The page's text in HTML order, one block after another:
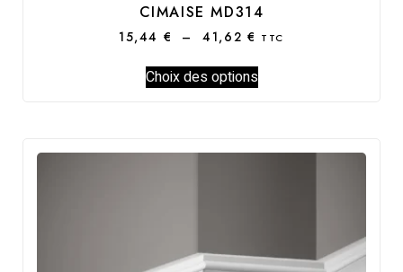
CIMAISE MD314
15,44 € – 41,62 € TTC
Choix des options